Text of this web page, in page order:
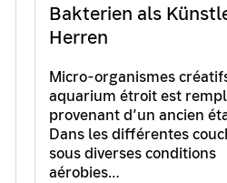
Bakterien als
Herren
Micro-organismes
aquarium étroit est
provenant d’un ancien
Dans les différentes
sous diverses conditions
aérobies…